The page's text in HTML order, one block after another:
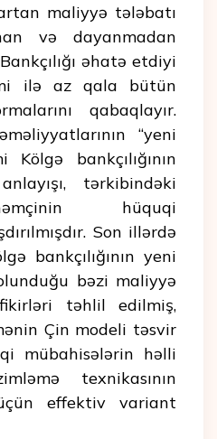
maliyyə tələbatı
və dayanmadan
əhatə etdiyi
ilə az qala bütün
qabaqlayır.
“yeni
bankçılığının
tərkibindəki
hüquqi
Son illərdə
bankçılığının yeni
bəzi maliyyə
təhlil edilmiş,
Çin modeli təsvir
mübahisələrin həlli
texnikasının
effektiv variant